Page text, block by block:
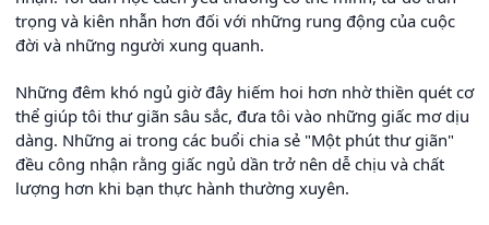
trọng và kiên nhẫn hơn đối với những rung động của cuộc
đời và những người xung quanh.
Những đêm khó ngủ giờ đây hiếm hoi hơn nhờ thiền quét cơ
thể giúp tôi thư giãn sâu sắc, đưa tôi vào những giấc mơ dịu
dàng. Những ai trong các buổi chia sẻ "Một phút thư giãn"
đều công nhận rằng giấc ngủ dần trở nên dễ chịu và chất
lượng hơn khi bạn thực hành thường xuyên.